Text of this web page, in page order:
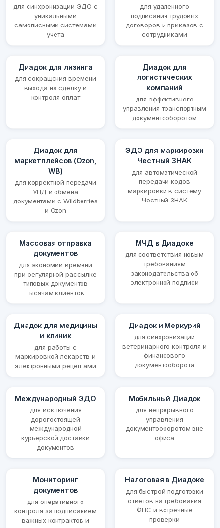
для синхронизации ЭДО с
уникальными
самописными системами
учета
для удаленного
подписания трудовых
договоров и приказов с
сотрудниками
Диадок для лизинга
для сокращения времени
выхода на сделку и
контроля оплат
Диадок для
логистических
компаний
для эффективного
управления транспортным
документооборотом
Диадок для
маркетплейсов (Ozon,
WB)
для корректной передачи
УПД и обмена
документами с Wildberries
и Ozon
ЭДО для маркировки
Честный ЗНАК
для автоматической
передачи кодов
маркировки в систему
Честный ЗНАК
Массовая отправка
документов
для экономии времени
при регулярной рассылке
типовых документов
тысячам клиентов
МЧД в Диадоке
для соответствия новым
требованиям
законодательства об
электронной подписи
Диадок для медицины
и клиник
для работы с
маркировкой лекарств и
электронными рецептами
Диадок и Меркурий
для синхронизации
ветеринарного контроля и
финансового
документооборота
Международный ЭДО
для исключения
дорогостоящей
международной
курьерской доставки
документов
Мобильный Диадок
для непрерывного
управления
документооборотом вне
офиса
Мониторинг
документов
для оперативного
контроля за подписанием
важных контрактов и
Налоговая в Диадоке
для быстрой подготовки
ответов на требования
ФНС и встречные
проверки